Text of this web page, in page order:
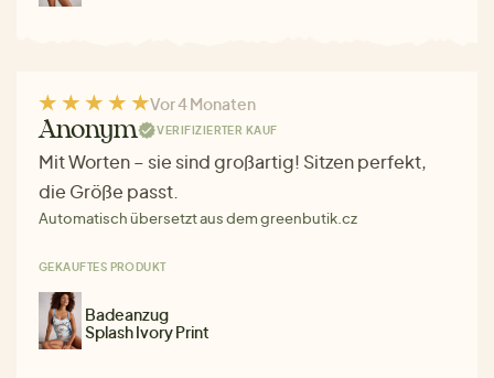
Vor 4 Monaten
Anonym VERIFIZIERTER KAUF
Mit Worten – sie sind großartig! Sitzen perfekt,
die Größe passt.
Automatisch übersetzt aus dem greenbutik.cz
GEKAUFTES PRODUKT
Badeanzug
Splash Ivory Print